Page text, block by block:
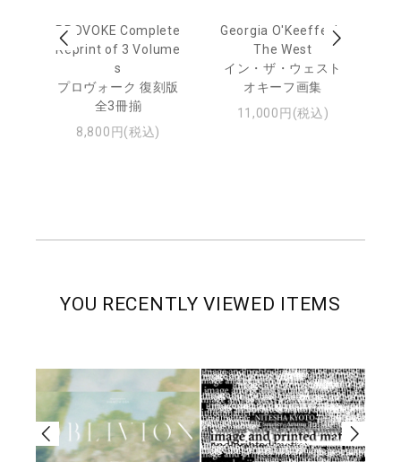
PROVOKE Complete
Reprint of 3 Volume
s
プロヴォーク 復刻版
全3冊揃
8,800円(税込)
Georgia O'Keeffe: In
The West
イン・ザ・ウェスト
オキーフ画集
11,000円(税込)
YOU RECENTLY VIEWED ITEMS